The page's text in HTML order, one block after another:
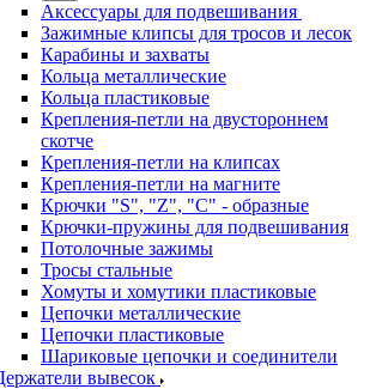
Аксессуары для подвешивания
Зажимные клипсы для тросов и лесок
Карабины и захваты
Кольца металлические
Кольца пластиковые
Крепления-петли на двустороннем
скотче
Крепления-петли на клипсах
Крепления-петли на магните
Крючки "S", "Z", "C" - образные
Крючки-пружины для подвешивания
Потолочные зажимы
Тросы стальные
Хомуты и хомутики пластиковые
Цепочки металлические
Цепочки пластиковые
Шариковые цепочки и соединители
вывесок